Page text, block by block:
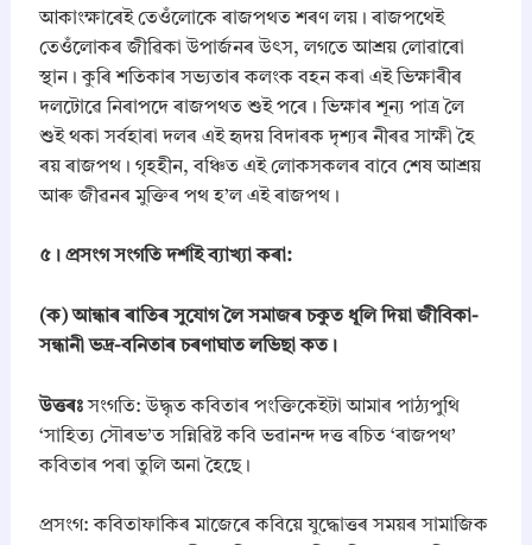
আকাংক্ষাৰেই তেওঁলোকে ৰাজপথত শৰণ লয়। ৰাজপথেই
তেওঁলোকৰ জীৱিকা উপাৰ্জনৰ উৎস, লগতে আশ্ৰয় লোৱাৰো
স্থান। কুৰি শতিকাৰ সভ্যতাৰ কলংক বহন কৰা এই ভিক্ষাৰীৰ
দলটোৱে নিৰাপদে ৰাজপথত শুই পৰে। ভিক্ষাৰ শূন্য পাত্ৰ লৈ
শুই থকা সৰ্বহাৰা দলৰ এই হৃদয় বিদাৰক দৃশ্যৰ নীৰৱ সাক্ষী হৈ
ৰয় ৰাজপথ। গৃহহীন, বঞ্চিত এই লোকসকলৰ বাবে শেষ আশ্ৰয়
আৰু জীৱনৰ মুক্তিৰ পথ হ’ল এই ৰাজপথ।
​৫। প্ৰসংগ সংগতি দৰ্শাই ব্যাখ্যা কৰা:
​(ক) আন্ধাৰ ৰাতিৰ সুযোগ লৈ সমাজৰ চকুত ধূলি দিয়া জীবিকা-
সন্ধানী ভদ্র-বনিতাৰ চৰণাঘাত লভিছা কত।
উত্তৰঃসংগতি: উদ্ধৃত কবিতাৰ পংক্তিকেইটা আমাৰ পাঠ্যপুথি
‘সাহিত্য সৌৰভ’ত সন্নিৱিষ্ট কবি ভৱানন্দ দত্ত ৰচিত ‘ৰাজপথ’
কবিতাৰ পৰা তুলি অনা হৈছে।
​প্ৰসংগ: কবিতাফাকিৰ মাজেৰে কবিয়ে যুদ্ধোত্তৰ সময়ৰ সামাজিক